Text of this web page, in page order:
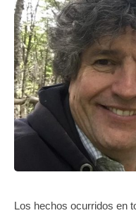
GALERIA DE FOTOS
APP MÓVIL
TRANSPARENCIA
Los hechos ocurridos en